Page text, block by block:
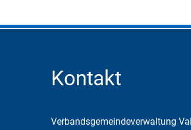
Kontakt
Verbandsgemeindeverwaltung